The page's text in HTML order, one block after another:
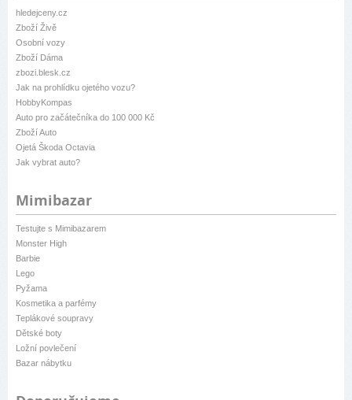
hledejceny.cz
Zboží Živě
Osobní vozy
Zboží Dáma
zbozi.blesk.cz
Jak na prohlídku ojetého vozu?
HobbyKompas
Auto pro začátečníka do 100 000 Kč
Zboží Auto
Ojetá Škoda Octavia
Jak vybrat auto?
Mimibazar
Testujte s Mimibazarem
Monster High
Barbie
Lego
Pyžama
Kosmetika a parfémy
Teplákové soupravy
Dětské boty
Ložní povlečení
Bazar nábytku